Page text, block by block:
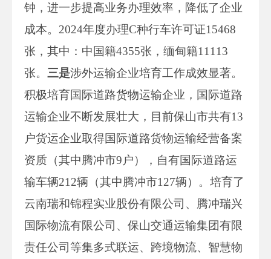
钟，进一步提高业务办理效率，降低了企业
成本。2024年度办理C种行车许可证15468
张，其中：中国籍4355张，缅甸籍11113
张。 三是涉外运输企业培育工作成效显著。
积极培育国际道路货物运输企业，国际道路
运输企业不断发展壮大，目前保山市共有13
户货运企业取得国际道路货物运输经营备案
资质（其中腾冲市9户），自有国际道路运
输车辆212辆（其中腾冲市127辆）。培育了
云南瑞和锦程实业股份有限公司、腾冲瑞兴
国际物流有限公司、保山交通运输集团有限
责任公司等集多式联运、跨境物流、智慧物